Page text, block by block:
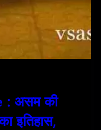
: असम की
इतिहास,